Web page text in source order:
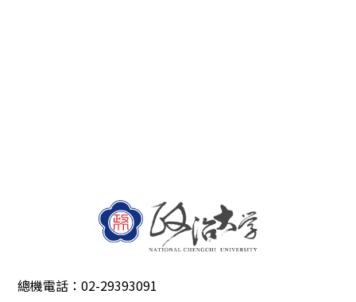
總機電話：02-29393091